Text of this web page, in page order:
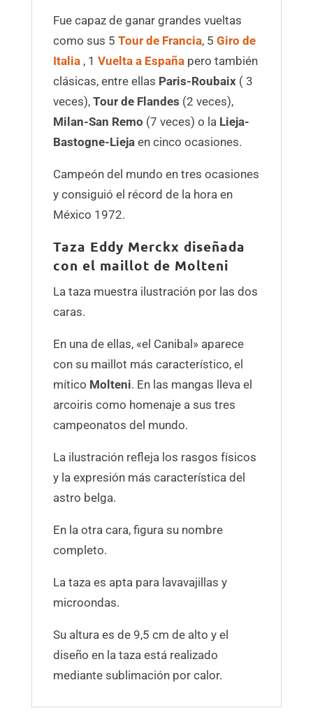
Fue capaz de ganar grandes vueltas
como sus 5 Tour de Francia, 5 Giro de
Italia, 1 Vuelta a Españapero también
clásicas, entre ellas Paris-Roubaix( 3
veces), Tour de Flandes (2 veces),
Milan-San Remo (7 veces) o la Lieja-
Bastogne-Liejaen cinco ocasiones.
Campeón del mundo en tres ocasiones
y consiguió el récord de la hora en
México 1972.
Taza Eddy Merckx diseñada
con el maillot de Molteni
La taza muestra ilustración por las dos
caras.
En una de ellas, «el Canibal» aparece
con su maillot más característico, el
mítico Molteni. En las mangas lleva el
arcoiris como homenaje a sus tres
campeonatos del mundo.
La ilustración refleja los rasgos físicos
y la expresión más característica del
astro belga.
En la otra cara, figura su nombre
completo.
La taza es apta para lavavajillas y
microondas.
Su altura es de 9,5 cm de alto y el
diseño en la taza está realizado
mediante sublimación por calor.